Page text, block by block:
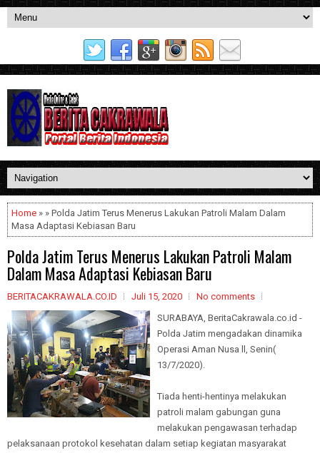
Home » » Polda Jatim Terus Menerus Lakukan Patroli Malam Dalam
Masa Adaptasi Kebiasan Baru
Polda Jatim Terus Menerus Lakukan Patroli Malam
Dalam Masa Adaptasi Kebiasan Baru
BERITACAKRAWALA.CO.ID Juli 15, 2020
No comments
SURABAYA, BeritaCakrawala.co.id -
Polda Jatim mengadakan dinamika
Operasi Aman Nusa ll, Senin(
13/7/2020).
Tiada henti-hentinya melakukan
patroli malam gabungan guna
melakukan pengawasan terhadap
pelaksanaan protokol kesehatan dalam setiap kegiatan masyarakat